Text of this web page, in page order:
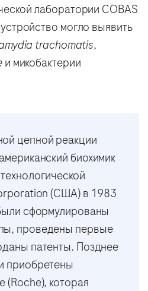
лаборатории COBAS
могло выявить
trachomatis,
и микобактерии
цепной реакции
биохимик
(США) в 1983
сформулированы
проведены первые
патенты. Позднее
приобретены
(Roche), которая